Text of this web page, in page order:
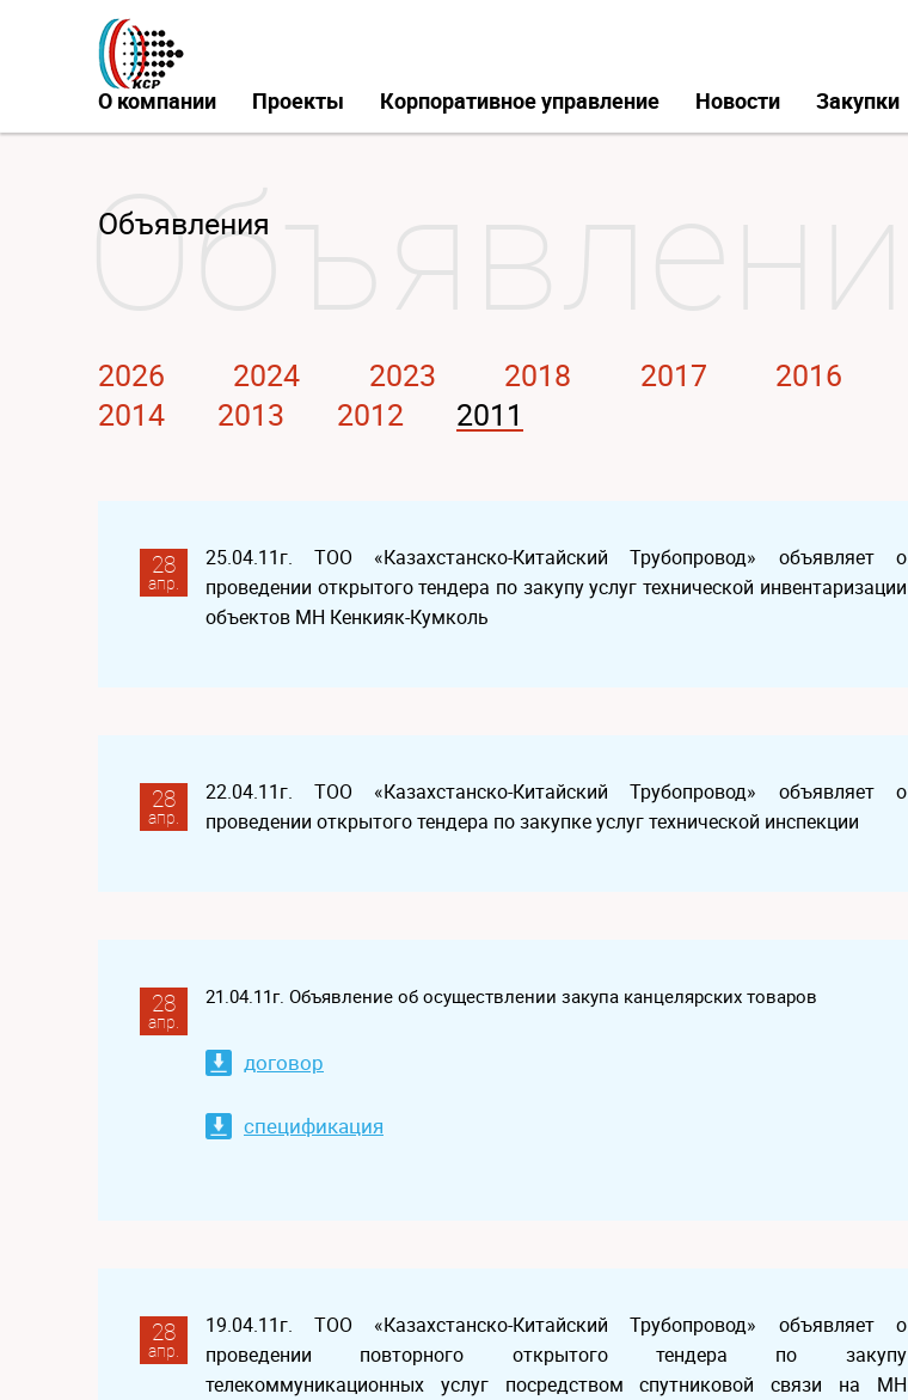
О компании Проекты Корпоративное управление Новости Закупки
Объявления
2026 2024 2023 2018 2017 2016
2014
2013 2012 2011
28
апр.
25.04.11г. ТОО «Казахстанско-Китайский Трубопровод» объявляет о
проведении открытого тендера по закупу услуг технической инвентаризации
объектов МН Кенкияк-Кумколь
28
апр.
22.04.11г. ТОО «Казахстанско-Китайский Трубопровод» объявляет о
проведении открытого тендера по закупке услуг технической инспекции
28
апр.
21.04.11г. Объявление об осуществлении закупа канцелярских товаров
договор
спецификация
28
апр.
19.04.11г. ТОО «Казахстанско-Китайский Трубопровод» объявляет о
проведении повторного открытого тендера по закупу
телекоммуникационных услуг посредством спутниковой связи на МН